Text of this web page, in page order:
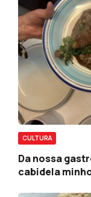
CULTURA
Da nossa
cabidela